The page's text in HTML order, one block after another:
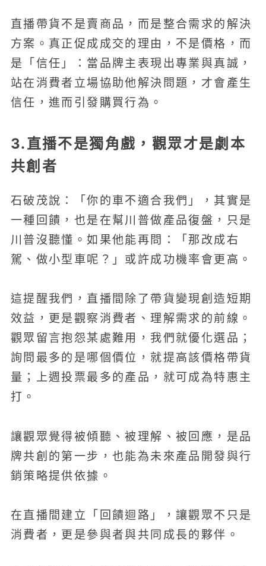
直播帶貨不是賣商品，而是整合需求的解決
方案。真正促成成交的理由，不是價格，而
是「信任」：當品牌主表現出專業與真誠，
站在消費者立場協助他解決問題，才會產生
信任，進而引發購買行為。
3.直播不是獨角戲，觀眾才是劇本
共創者
石破茂說：「你的車不適合我們」，其實是
一種回饋，也是在幫川普做產品復盤，只是
川普沒聽懂。如果他能再問：「那改成右
駕、做小型車呢？」或許成功機率會更高。
這提醒我們，直播間除了帶貨變現創造短期
效益，更是觀察消費者、理解需求的前線。
觀眾留言抱怨某處難用，我們就優化選品；
詢問最多的是哪個價位，就提高該價格帶貨
量；上週投票最多的產品，就可成為特惠主
打。
讓觀眾覺得被傾聽、被理解、被回應，是品
牌共創的第一步，也能為未來產品開發與行
銷策略提供依據。
在直播間建立「回饋迴路」，讓觀眾不只是
消費者，更是參與者與共同成長的夥伴。